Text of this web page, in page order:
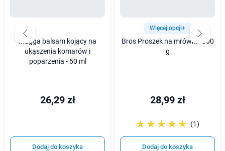
Mugga balsam kojący na
ukąszenia komarów i
poparzenia - 50 ml
26,29 zł
Dodaj do koszyka
Więcej opcji+
Bros Proszek na mrówki - 500
g
28,99 zł
☆☆☆☆☆
★★★★★ (1)
Dodaj do koszyka